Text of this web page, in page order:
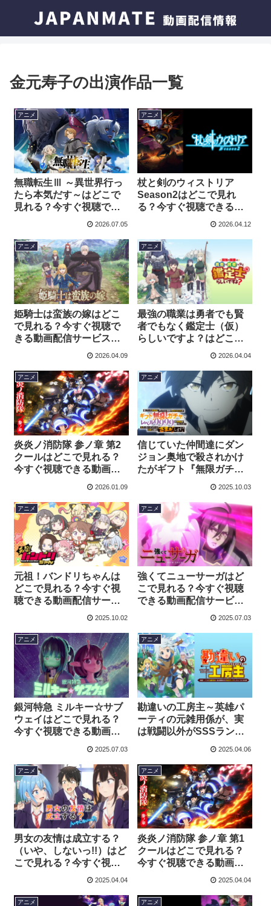
金元寿子の出演作品一覧
アニメ
無職転生Ⅲ ～異世界行っ
たら本気だす～はどこで
見れる？今すぐ視聴でき
る動画配信サービスを紹
2026.07.05
アニメ
杖と剣のウィストリア
Season2はどこで見れ
る？今すぐ視聴できる動
画配信サービスを紹介！
2026.04.12
アニメ
姫騎士は蛮族の嫁はどこ
で見れる？今すぐ視聴で
きる動画配信サービスを
2026.04.09
アニメ
最強の職業は勇者でも賢
者でもなく鑑定士（仮）
らしいですよ？はどこで
見れる？今すぐ視聴でき
介！
2026.04.04
アニメ
炎炎ノ消防隊 参ノ章 第2
クールはどこで見れる？
今すぐ視聴できる動画配
2026.01.09
アニメ
信じていた仲間達にダン
ジョン奥地で殺されかけ
たがギフト『無限ガチ
達を手に入れて元パーテ
ィーメンバーと世界に復
讐＆『ざまぁ！』しま
す！はどこで見れる？今
すぐ視聴できる動画配信
サービスを紹介！
2025.10.03
アニメ
元祖！バンドリちゃんは
どこで見れる？今すぐ視
聴できる動画配信サービ
2025.10.02
アニメ
強くてニューサーガはど
こで見れる？今すぐ視聴
できる動画配信サービス
2025.07.03
アニメ
銀河特急 ミルキー☆サブ
ウェイはどこで見れる？
今すぐ視聴できる動画配
2025.07.03
アニメ
勘違いの工房主～英雄パ
ーティの元雑用係が、実
は戦闘以外がSSSランク
～はどこで見れる？今す
ぐ視聴できる動画配信サ
ービスを紹介！
2025.04.06
アニメ
男女の友情は成立する？
（いや、しないっ!!）はど
こで見れる？今すぐ視聴
できる動画配信サービス
2025.04.04
アニメ
炎炎ノ消防隊 参ノ章 第1
クールはどこで見れる？
今すぐ視聴できる動画配
信サービスを紹介！
2025.04.04
アニメ アニメ